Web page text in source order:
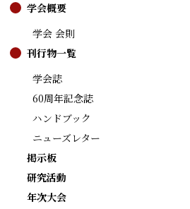
学会概要
学会 会則
刊行物一覧
学会誌
60周年記念誌
ハンドブック
ニューズレター
掲示板
研究活動
年次大会